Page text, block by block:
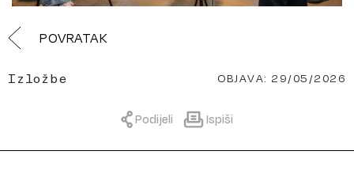
POVRATAK
Izložbe OBJAVA: 29/05/2026
Podijeli Ispiši